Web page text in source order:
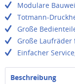
Modulare
Totmann-
Große
Große
Einfacher
Beschreibung